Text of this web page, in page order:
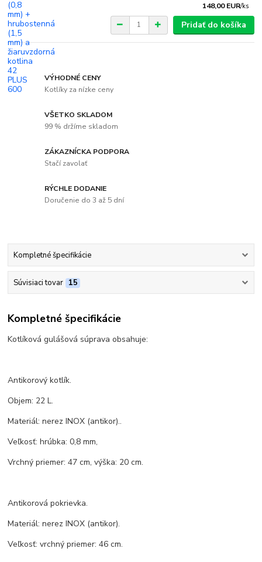
148,00 EUR/ks
Pridať do košíka
VÝHODNÉ CENY
Kotlíky za nízke ceny
VŠETKO SKLADOM
99 % držíme skladom
ZÁKAZNÍCKA PODPORA
Stačí zavolať
RÝCHLE DODANIE
Doručenie do 3 až 5 dní
Kompletné špecifikácie
Súvisiaci tovar 15
Kompletné špecifikácie
Kotlíková gulášová súprava obsahuje:
Antikorový kotlík.
Objem: 22 L.
Materiál: nerez INOX (antikor)..
Veľkosť: hrúbka: 0,8 mm,
Vrchný priemer: 47 cm, výška: 20 cm.
Antikorová pokrievka.
Materiál: nerez INOX (antikor).
Veľkosť: vrchný priemer: 46 cm.